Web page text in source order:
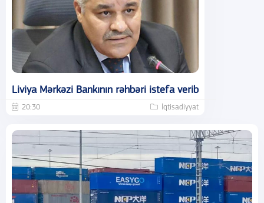
Liviya Mərkəzi Bankının rəhbəri istefa verib
20:30 İqtisadiyyat